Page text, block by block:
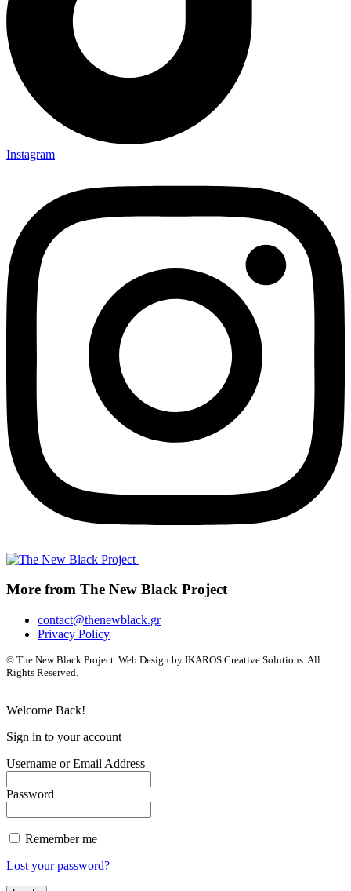
Instagram
More from The New Black Project
contact@thenewblack.gr
Privacy Policy
© The New Black Project. Web Design by IKAROS Creative Solutions. All
Rights Reserved.
Welcome Back!
Sign in to your account
Username or Email Address
Password
Remember me
Lost your password?